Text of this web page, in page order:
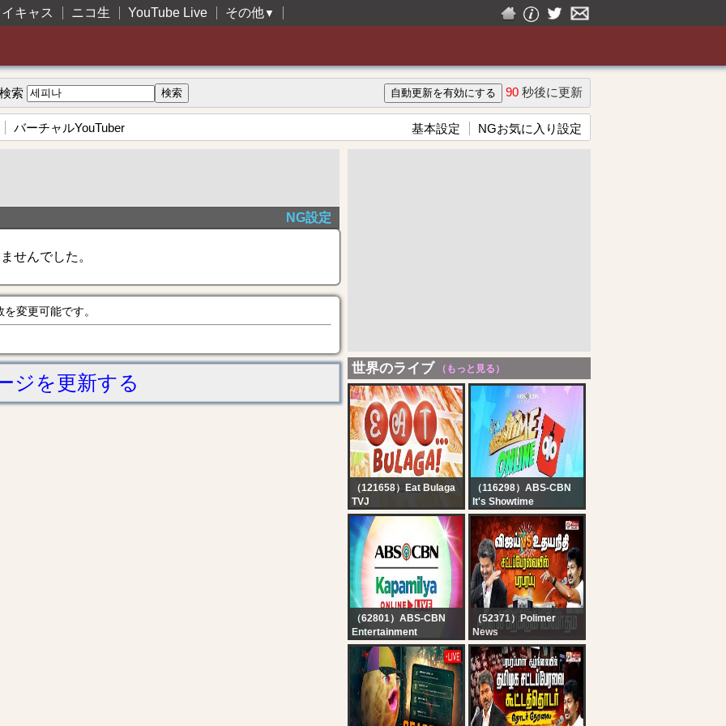
キャス ニコ生 YouTube Live その他▼
検索 90 秒後に更新
バーチャルYouTuber 基本設定 NGお気に入り設定
NG設定
せんでした。
変更可能です。
ジを更新する
世界のライブ （もっと見る）
（121658）Eat Bulaga
TVJ
EAT BULAGA LIVE |
TVJ ON TV5 | AUGUST
7, 2026
（116298）ABS-CBN
It's Showtime
Showtime Online U |
August 7, 2026
（62801）ABS-CBN
Entertainment
Kapamilya Online Live |
August 7, 2026
（52371）Polimer
News
?LIVE : TN Assembly
2026 | தொடங்கியது
தமிழக சட்டப்பேரவை
கூட்டத்தொடர் | CM Vijay |
UdhayanidhiStalin